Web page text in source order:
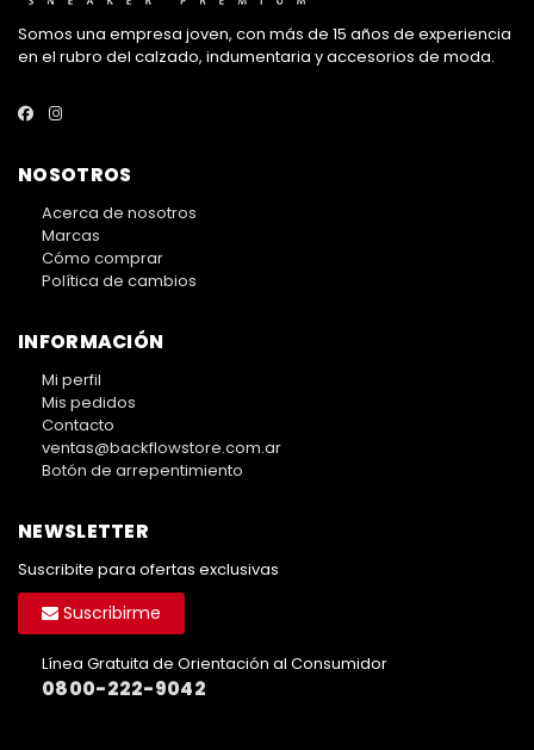
Somos una empresa joven, con más de 15 años de experiencia
en el rubro del calzado, indumentaria y accesorios de moda.
NOSOTROS
Acerca de nosotros
Marcas
Cómo comprar
Política de cambios
INFORMACIÓN
Mi perfil
Mis pedidos
Contacto
ventas@backflowstore.com.ar
Botón de arrepentimiento
NEWSLETTER
Suscribite para ofertas exclusivas
Suscribirme
Línea Gratuita de Orientación al Consumidor
0800-222-9042